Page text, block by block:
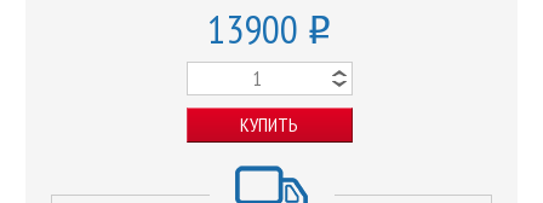
13900 o
КУПИТЬ